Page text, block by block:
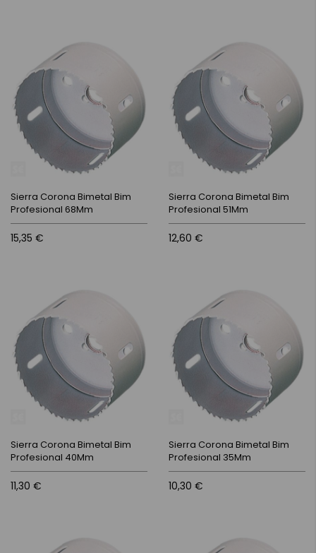
Sierra Corona Bimetal Bim
Profesional 68Mm
15,35 €
Sierra Corona Bimetal Bim
Profesional 51Mm
12,60 €
Sierra Corona Bimetal Bim
Profesional 40Mm
11,30 €
Sierra Corona Bimetal Bim
Profesional 35Mm
10,30 €